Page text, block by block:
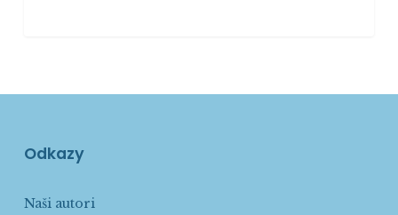
Odkazy
Naši autori